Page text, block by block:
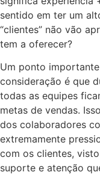
sentido em ter um
“clientes” não vão
tem a oferecer?
Um ponto
consideração é que
todas as equipes
metas de vendas.
dos colaboradores
extremamente
com os clientes,
suporte e atenção